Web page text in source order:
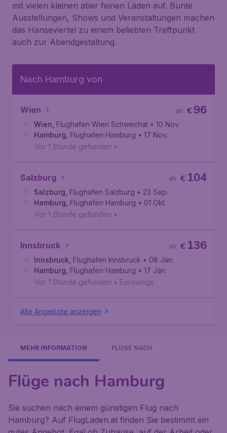
mit vielen kleinen aber feinen Läden auf. Bunte
Ausstellungen, Shows und Veranstaltungen machen
das Hanseviertel zu einem beliebten Treffpunkt
auch zur Abendgestaltung.
Nach Hamburg von
Wien €96
ab
Wien Flughafen Wien Schwechat • 10 Nov.
Hamburg Flughafen Hamburg • 17 Nov.
Vor 1 Stunde gefunden •
Salzburg € 104
ab
Salzburg Flughafen Salzburg • 23 Sep.
Hamburg Flughafen Hamburg • 01 Okt.
Vor 1 Stunde gefunden •
Innsbruck € 136
ab
Innsbruck Flughafen Innsbruck • 08 Jän.
Hamburg Flughafen Hamburg • 17 Jän.
Vor 1 Stunde gefunden • Eurowings
Alle Angebote anzeigen
MEHR INFORMATION FLÜGE NACH
Flüge nach Hamburg
Sie suchen nach einem günstigen Flug nach
Hamburg? Auf FlugLaden.at finden Sie bestimmt ein